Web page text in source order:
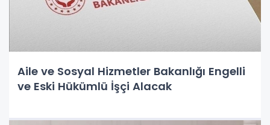
Aile ve Sosyal Hizmetler Bakanlığı Engelli
ve Eski Hükümlü İşçi Alacak